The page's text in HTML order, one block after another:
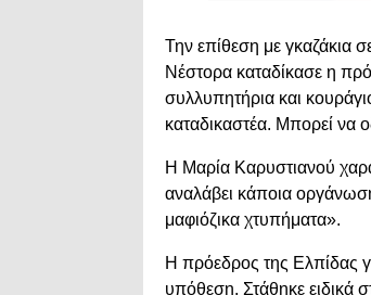
Την επίθεση με γκαζάκια
Νέστορα καταδίκασε η
συλλυπητήρια και
καταδικαστέα. Μπορεί να
Η Μαρία Καρυστιανού
αναλάβει κάποια
μαφιόζικα χτυπήματα».
Η πρόεδρος της Ελπίδας
υπόθεση. Στάθηκε ειδικά